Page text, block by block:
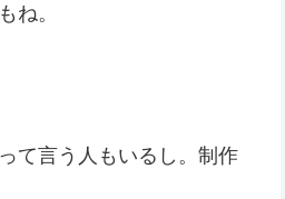
ね。
て言う人もいるし。制作